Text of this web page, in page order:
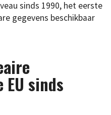
sinds 1990, het eerste
gegevens beschikbaar
sinds